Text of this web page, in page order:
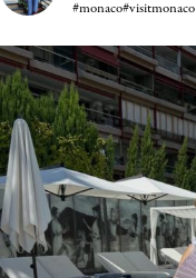
#monaco#visitmonaco